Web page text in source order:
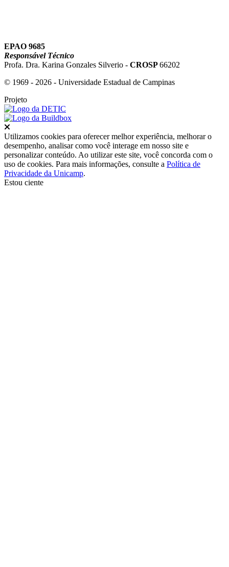
EPAO 9685
Responsável Técnico
Profa. Dra. Karina Gonzales Silverio - CROSP66202
© 1969 - 2026 - Universidade Estadual de Campinas
Projeto
Utilizamos cookies para oferecer melhor experiência, melhorar o
desempenho, analisar como você interage em nosso site e
personalizar conteúdo. Ao utilizar este site, você concorda com o
uso de cookies. Para mais informações, consulte a Política de
Privacidade da Unicamp.
Estou ciente